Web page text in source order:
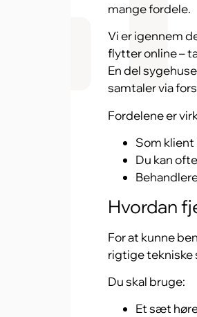
mange fordele.
Vi er igennem
flytter online –
En del
samtaler via
Fordelene er
Som
Du kan
Hvordan
For at kunne
rigtige tekniske
Du skal bruge:
Et sæt